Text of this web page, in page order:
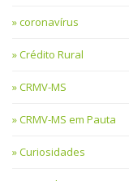
coronavírus
Crédito Rural
CRMV-MS
CRMV-MS em Pauta
Curiosidades